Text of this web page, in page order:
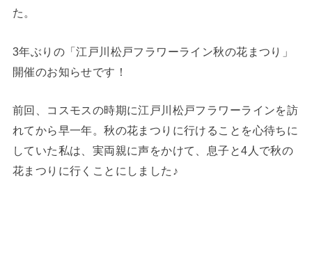
た。
3年ぶりの「江戸川松戸フラワーライン秋の花まつり」
開催のお知らせです！
前回、コスモスの時期に江戸川松戸フラワーラインを訪
れてから早一年。秋の花まつりに行けることを心待ちに
していた私は、実両親に声をかけて、息子と4人で秋の
花まつりに行くことにしました♪